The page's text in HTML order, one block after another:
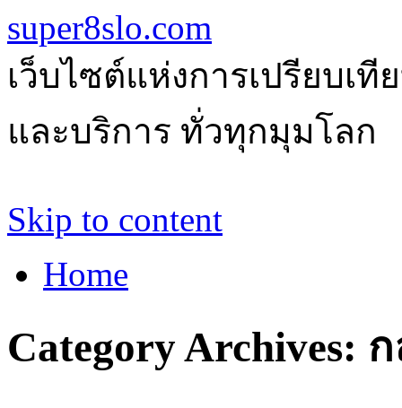
super8slo.com
เว็บไซต์แห่งการเปรียบเ
และบริการ ทั่วทุกมุมโลก
Skip to content
Home
Category Archives: